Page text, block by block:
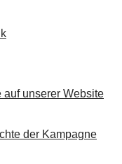
auf unserer Website
der Kampagne